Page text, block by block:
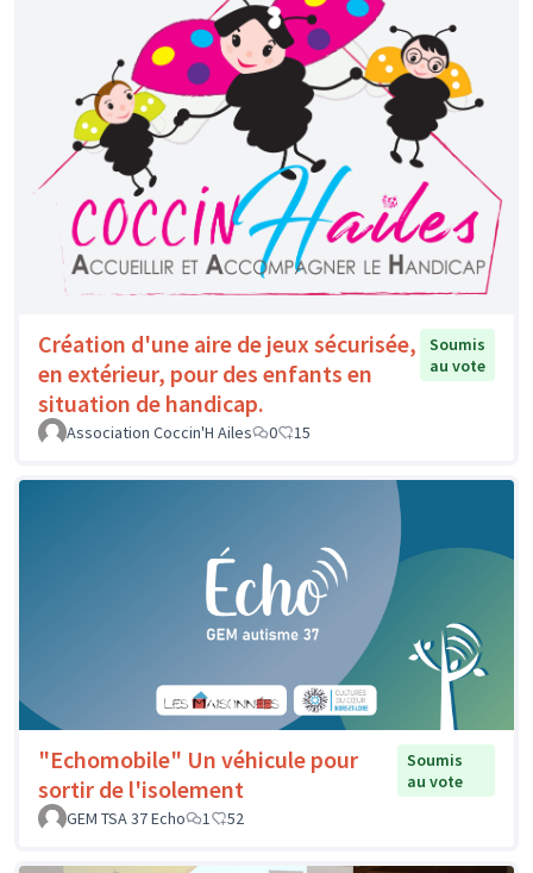
Création d'une aire de jeux sécurisée,
en extérieur, pour des enfants en
situation de handicap.
Soumis
au vote
Association Coccin'H Ailes 0 15
"Echomobile" Un véhicule pour
sortir de l'isolement
Soumis
au vote
GEM TSA 37 Echo
1 52